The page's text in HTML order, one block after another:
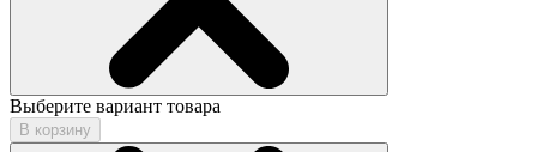
Выберите вариант товара
В корзину